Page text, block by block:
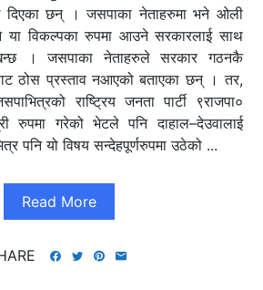
दिएका छन् । जसपाका नेताहरुमा भने ओली
या विकल्पका रुपमा आउने सरकारलाई साथ
। जसपाका नेताहरुले सरकार गठनकै
ठोस प्रस्ताव नआएको बताएका छन् । तर,
राष्ट्रिय जनता पार्टी ९राजपा०
रुपमा गरेको भेटले पनि दाहाल–देउवालाई
पनि यो विषय सन्देहपूर्णरुपमा उठेको ...
Read More